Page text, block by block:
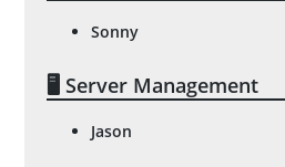
Sonny
🖥️ Server Management
Jason